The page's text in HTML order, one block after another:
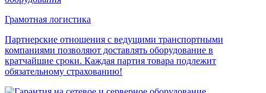
Грамотная логистика
Партнерские отношения с ведущими транспортными
компаниями позволяют доставлять оборудование в
кратчайшие сроки. Каждая партия товара подлежит
обязательному страхованию!